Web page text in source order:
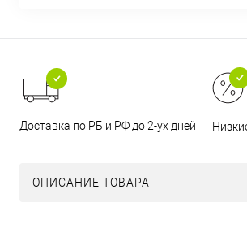
Доставка по РБ и РФ до 2-ух дней
ОПИСАНИЕ ТОВАРА